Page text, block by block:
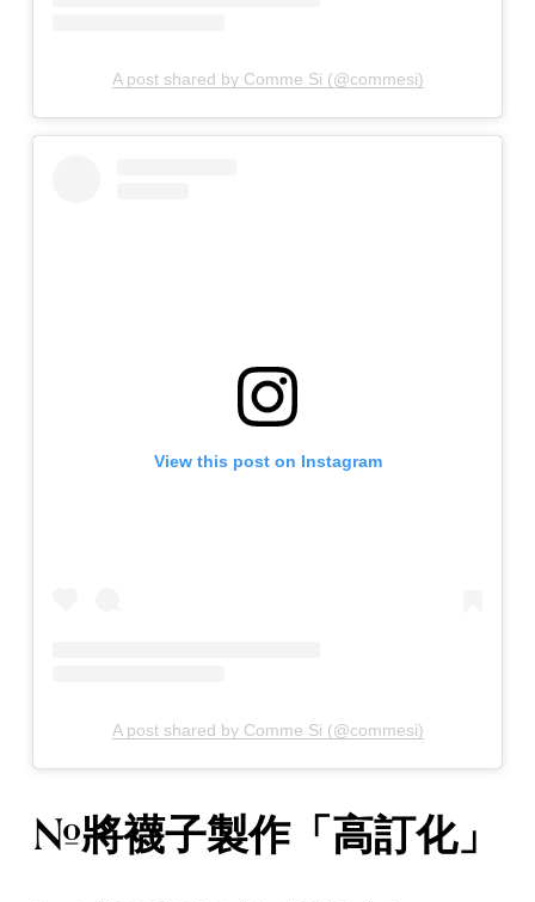
A post shared by Comme Si (@commesi)
View this post on Instagram
A post shared by Comme Si (@commesi)
#將襪子製作「高訂化」